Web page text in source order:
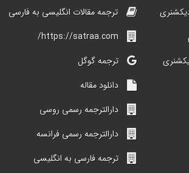
ترجمه مقالات انگلیسی به فارسی
https://satraa.com/
ترجمه گوگل
دانلود مقاله
دارالترجمه رسمی روسی
دارالترجمه رسمی فرانسه
ترجمه فارسی به انگلیسی